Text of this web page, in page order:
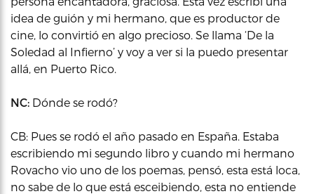
idea de guión y mi hermano, que es productor de
cine, lo convirtió en algo precioso. Se llama ‘De la
Soledad al Infierno’ y voy a ver si la puedo presentar
allá, en Puerto Rico.
NC: Dónde se rodó?
CB: Pues se rodó el año pasado en España. Estaba
escribiendo mi segundo libro y cuando mi hermano
Rovacho vio uno de los poemas, pensó, esta está loca,
no sabe de lo que está esceibiendo, esta no entiende